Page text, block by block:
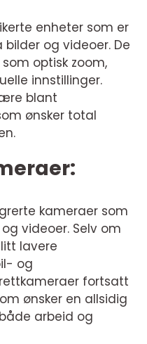
enheter som er
og videoer. De
optisk zoom,
innstillinger.
blant
ønsker total
kameraer som
videoer. Selv om
lavere
og
fortsatt
ønsker en allsidig
arbeid og